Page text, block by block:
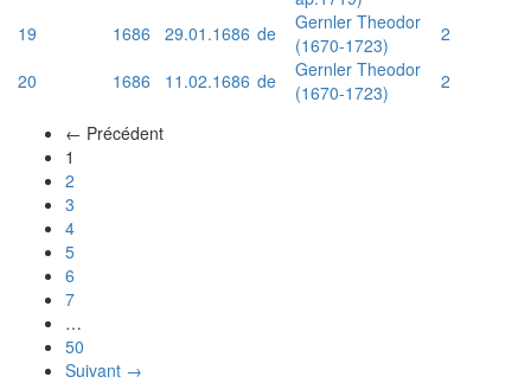
19 1686 29.01.1686 de
Gernler Theodor
(1670-1723)
2
20
1686 11.02.1686 de
Gernler Theodor
(1670-1723)
2
← Précédent
1
2
3
4
5
6
7
…
50
Suivant →